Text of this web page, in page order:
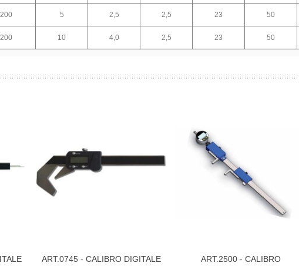
200 5 2,5 2,5 23 50
200 10 4,0 2,5 23 50
Visualizza Di Più
ART.0745 - CALIBRO DIGITALE Visualizza Di Più
ART.2500 - CALIBRO